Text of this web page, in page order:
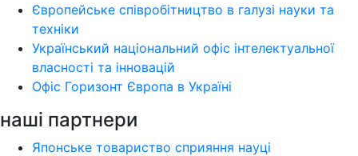
Європейське співробітництво в галузі науки та
техніки
Український національний офіс інтелектуальної
власності та інновацій
Офіс Горизонт Європа в Україні
наші партнери
Японське товариство сприяння науці